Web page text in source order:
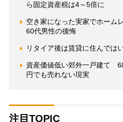
ら固定資産税は4～5倍に
空き家になった実家でホーム
60代男性の後悔
リタイア後は賃貸に住んでは
資産価値低い郊外一戸建て
円でも売れない現実
注目TOPIC